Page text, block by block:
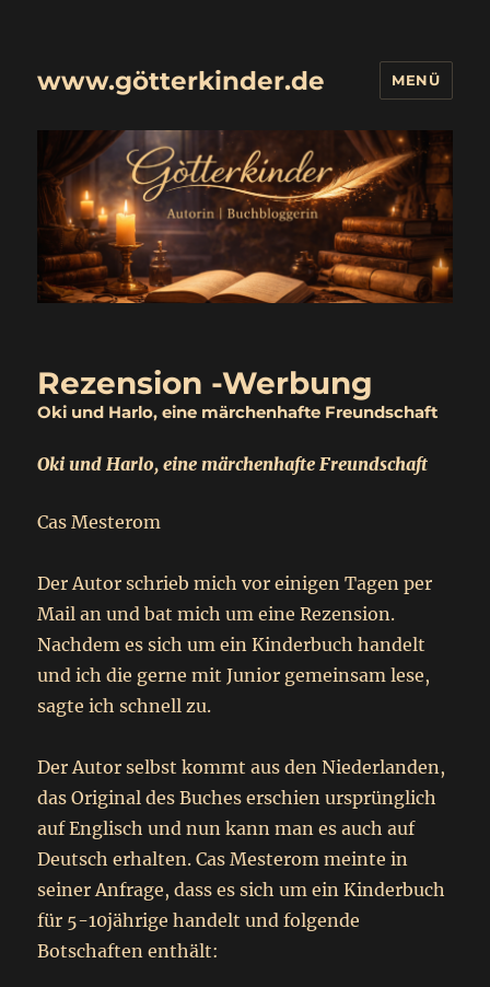
www.götterkinder.de MENÜ
Rezension -Werbung
Oki und Harlo, eine märchenhafte Freundschaft
Oki und Harlo, eine märchenhafte Freundschaft
Cas Mesterom
Der Autor schrieb mich vor einigen Tagen per
Mail an und bat mich um eine Rezension.
Nachdem es sich um ein Kinderbuch handelt
und ich die gerne mit Junior gemeinsam lese,
sagte ich schnell zu.
Der Autor selbst kommt aus den Niederlanden,
das Original des Buches erschien ursprünglich
auf Englisch und nun kann man es auch auf
Deutsch erhalten. Cas Mesterom meinte in
seiner Anfrage, dass es sich um ein Kinderbuch
für 5-10jährige handelt und folgende
Botschaften enthält: